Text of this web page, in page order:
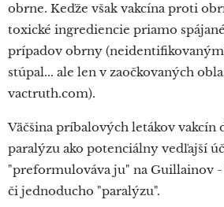
obrne. Keďže však vakcína proti
toxické ingrediencie priamo
prípadov obrny
stúpal... ale len v zaočkovaných
vactruth.com).
Väčšina príbalových letákov vakcín
paralýzu ako potenciálny vedľajší
"preformulováva ju" na Guillainov
či jednoducho "paralýzu".